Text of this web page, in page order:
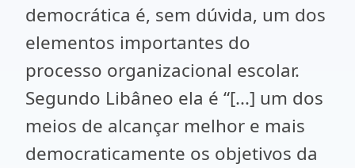
democrática é, sem dúvida, um dos
elementos importantes do
processo organizacional escolar.
Segundo Libâneo ela é “[...] um dos
meios de alcançar melhor e mais
democraticamente os objetivos da